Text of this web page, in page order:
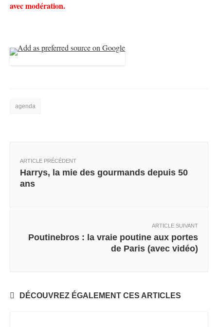
avec modération.
agenda
ARTICLE PRÉCÉDENT
Harrys, la mie des gourmands depuis 50
ans
ARTICLE SUIVANT
Poutinebros : la vraie poutine aux portes
de Paris (avec vidéo)
DÉCOUVREZ ÉGALEMENT CES ARTICLES